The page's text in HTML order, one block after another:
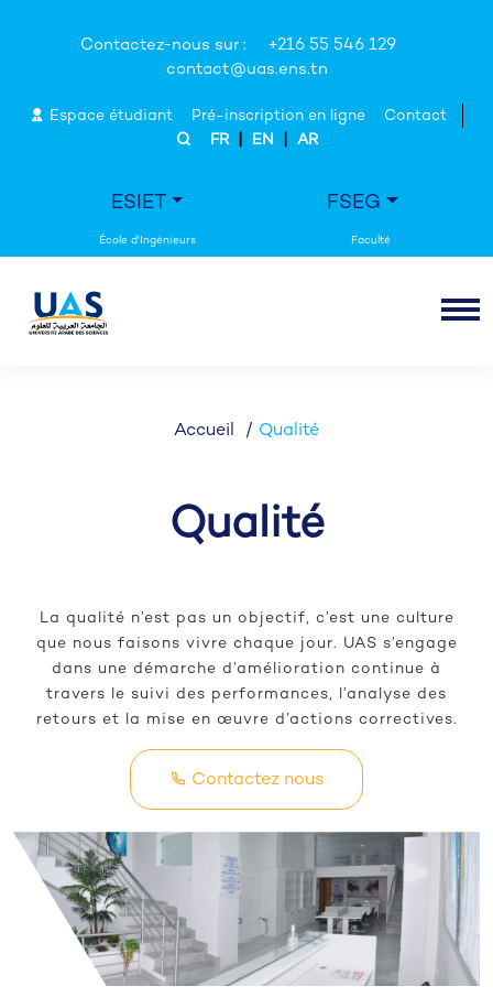
Contactez-nous sur :
+216 55 546 129
contact@uas.ens.tn
Espace étudiant Pré-inscription en ligne
Contact
FR
EN AR
ESIET FSEG
Accueil Qualité
Qualité
La qualité n’est pas un objectif, c’est une culture
que nous faisons vivre chaque jour. UAS s’engage
dans une démarche d’amélioration continue à
travers le suivi des performances, l’analyse des
retours et la mise en œuvre d’actions correctives.
Contactez nous